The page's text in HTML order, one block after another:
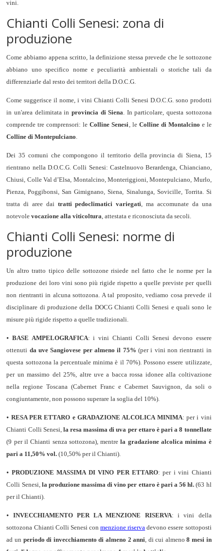
vini.
Chianti Colli Senesi: zona di
produzione
Come abbiamo appena scritto, la definizione stessa prevede che le sottozone
abbiano uno specifico nome e peculiarità ambientali o storiche tali da
differenziarle dal resto dei territori della D.O.C.G.
Come suggerisce il nome, i vini Chianti Colli Senesi D.O.C.G. sono prodotti
in un'area delimitata in provincia di Siena . In particolare, questa sottozona
comprende tre comprensori: leColline Senesi , le Colline di Montalcino e le
Colline di Montepulciano
Dei 35 comuni che compongono il territorio della provincia di Siena, 15
rientrano nella D.O.C.G. Colli Senesi: Castelnuovo Berardenga, Chianciano,
Chiusi, Colle Val d’Elsa, Montalcino, Monteriggioni, Montepulciano, Murlo,
Pienza, Poggibonsi, San Gimignano, Siena, Sinalunga, Sovicille, Torrita. Si
tratta di aree dai tratti pedoclimatici variegati , ma accomunate da una
notevolevocazione alla viticoltura , attestata e riconosciuta da secoli.
Chianti Colli Senesi: norme di
produzione
Un altro tratto tipico delle sottozone risiede nel fatto che le norme per la
produzione dei loro vini sono più rigide rispetto a quelle previste per quelli
non rientranti in alcuna sottozona. A tal proposito, vediamo cosa prevede il
disciplinare di produzione della DOCG Chianti Colli Senesi e quali sono le
misure più rigide rispetto a quelle tradizionali.
⦁BASE AMPELOGRAFICA: i vini Chianti Colli Senesi devono essere
ottenuti da uve Sangiovese per almeno il 75% (per i vini non rientranti in
questa sottozona la percentuale minima è il 70%). Possono essere utilizzate,
per un massimo del 25%, altre uve a bacca rossa idonee alla coltivazione
nella regione Toscana (Cabernet Franc e Cabernet Sauvignon, da soli o
congiuntamente, non possono superare la soglia del 10%).
⦁ RESA PER ETTARO e GRADAZIONE ALCOLICA MINIMA: per i vini
Chianti Colli Senesi, la resa massima di uva per ettaro è pari a 8 tonnellate
(9 per il Chianti senza sottozona), mentrela gradazione alcolica minima è
pari a 11,50% vol. (10,50% per il Chianti).
⦁ PRODUZIONE MASSIMA DI VINO PER ETTARO: per i vini Chianti
Colli Senesi, la produzione massima di vino per ettaro è pari a 56 hl. (63 hl
per il Chianti).
⦁ INVECCHIAMENTO PER LA MENZIONE RISERVA: i vini della
sottozona Chianti Colli Senesi conmenzione riserva devono essere sottoposti
ad un periodo di invecchiamento di almeno 2 anni , di cui almeno8 mesi in